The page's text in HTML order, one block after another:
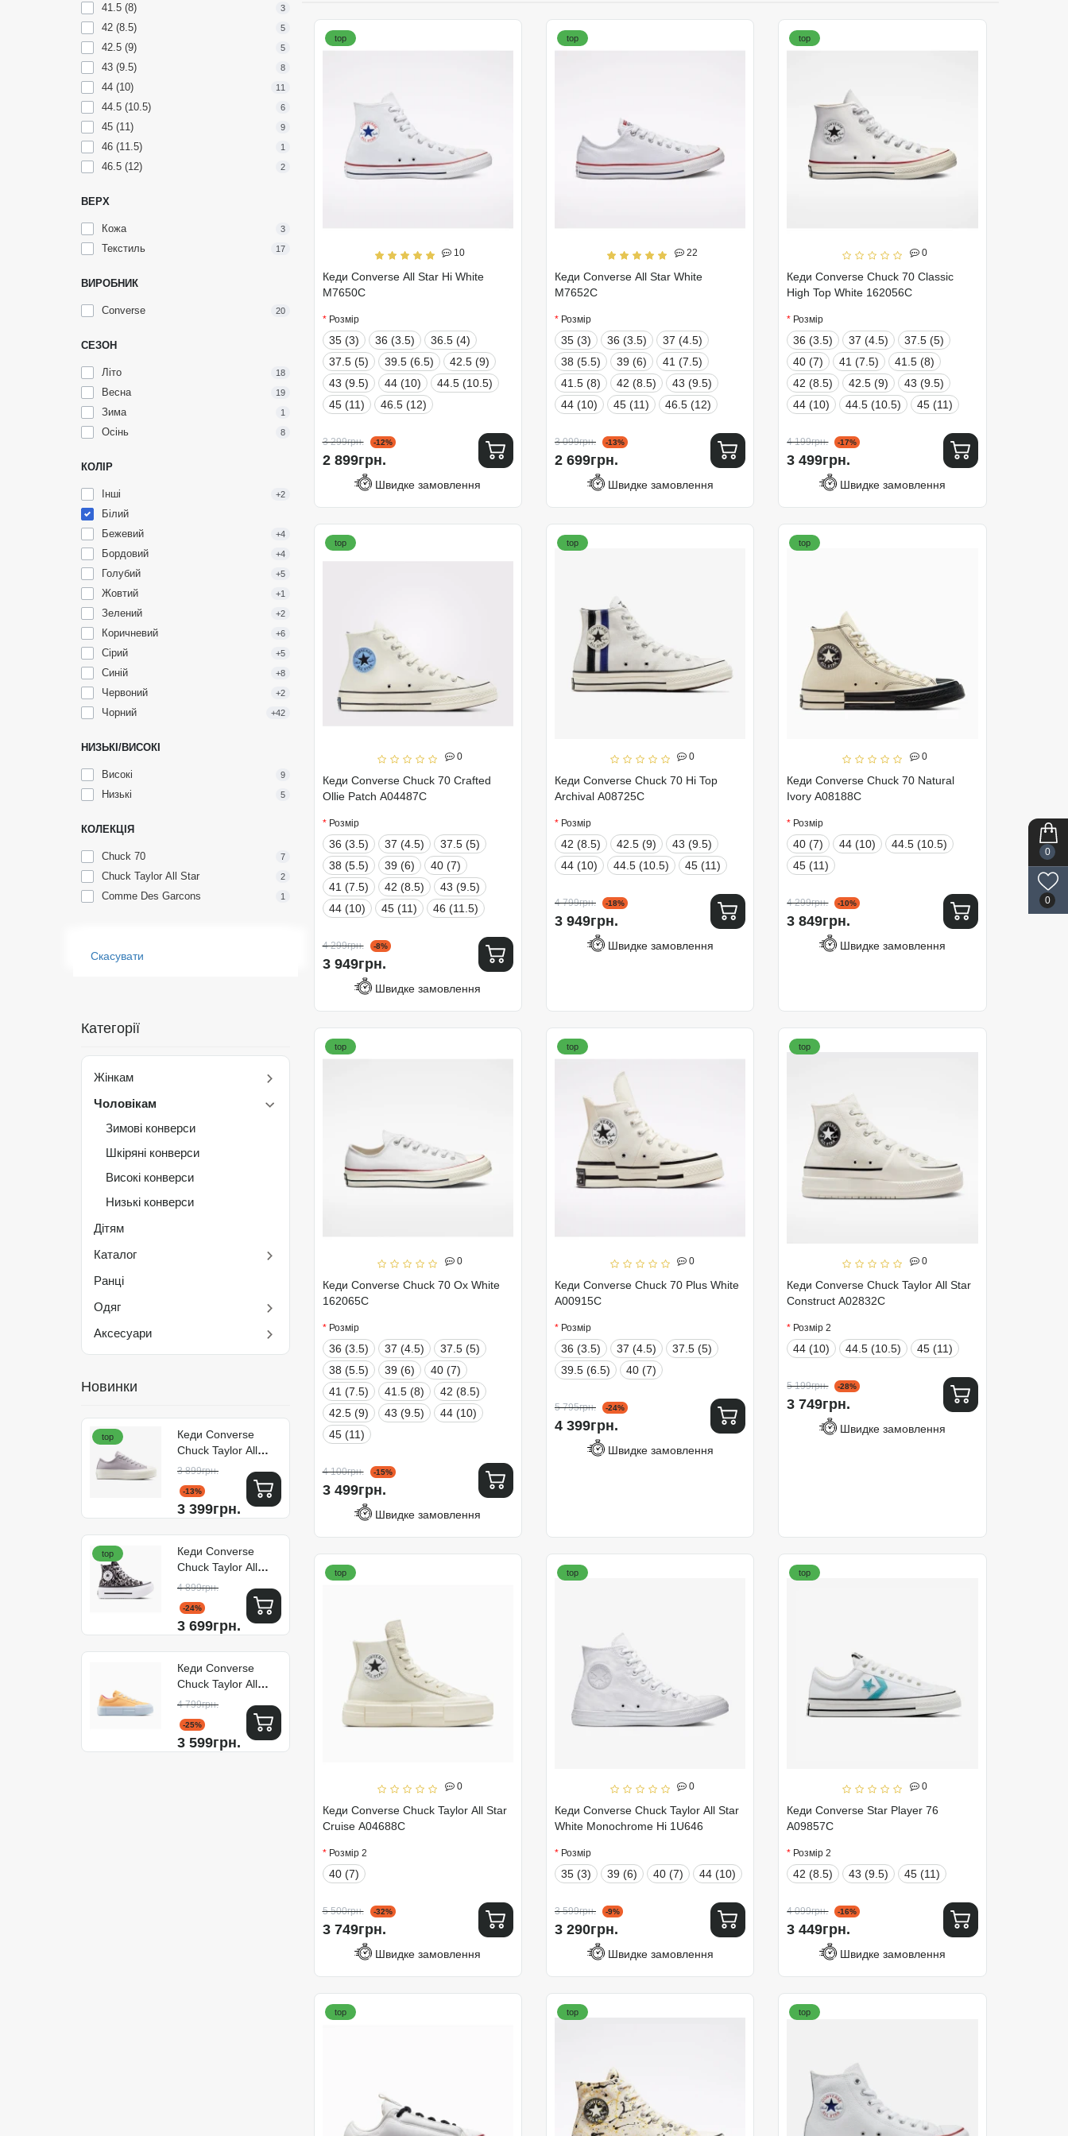
0
0
41.5 (8) 3
42 (8.5) 5
42.5 (9) 5
43 (9.5) 8
44 (10) 11
44.5 (10.5) 6
45 (11) 9
46 (11.5) 1
46.5 (12) 2
ВЕРХ
Кожа 3
Текстиль 17
ВИРОБНИК
Converse 20
СЕЗОН
Літо 18
Весна 19
Зима 1
Осінь 8
КОЛІР
Інші +2
Білий
Бежевий
+4
Бордовий +4
Голубий +5
Жовтий +1
Зелений +2
Коричневий +6
Сірий +5
Синій +8
Червоний +2
Чорний +42
НИЗЬКІ/ВИСОКІ
Високі 9
Низькі 5
КОЛЕКЦІЯ
Chuck 70 7
Chuck Taylor All Star 2
Comme Des Garcons 1
Скасувати
Категорії
Жінкам
Чоловікам
Зимові конверси
Шкіряні конверси
Високі конверси
Низькі конверси
Дітям
Каталог
Ранці
Одяг
Аксесуари
Новинки
top
Кеди Converse
Chuck Taylor All
Star Lift Platform
Colorful Suede
A15532C
3 899грн.
-13%
3 399грн.
top
Кеди Converse
Chuck Taylor All
Star Lift Double
Stack Platform
Leopard A15162C
4 899грн.
-24%
3 699грн.
Кеди Converse
Chuck Taylor All
Star Cruise
4 799грн.
-25%
3 599грн.
10
Кеди Converse All Star Hi White
M7650C
top
Розмір
35 (3) 36 (3.5)
36.5 (4)
37.5 (5)
39.5 (6.5)
42.5 (9)
43 (9.5)
44 (10)
44.5 (10.5)
45 (11)
46.5 (12)
3 299грн. -12%
2 899грн.
Швидке замовлення
22
Кеди Converse All Star White
M7652C
top
Розмір
35 (3) 36 (3.5)
37 (4.5)
38 (5.5)
39 (6)
41 (7.5)
41.5 (8)
42 (8.5)
43 (9.5)
44 (10)
45 (11) 46.5 (12)
3 099грн. -13%
2 699грн.
Швидке замовлення
0
Кеди Converse Chuck 70 Classic
High Top White 162056C
top
Розмір
36 (3.5) 37 (4.5)
37.5 (5)
40 (7)
41 (7.5)
41.5 (8)
42 (8.5)
42.5 (9)
43 (9.5)
44 (10)
44.5 (10.5) 45 (11)
4 199грн. -17%
3 499грн.
Швидке замовлення
0
Кеди Converse Chuck 70 Crafted
Ollie Patch A04487C
top
Розмір
36 (3.5) 37 (4.5)
37.5 (5)
38 (5.5)
39 (6)
40 (7)
41 (7.5)
42 (8.5)
43 (9.5)
44 (10)
45 (11) 46 (11.5)
4 299грн. -8%
3 949грн.
Швидке замовлення
0
Кеди Converse Chuck 70 Hi Top
Archival A08725C
top
Розмір
42 (8.5) 42.5 (9)
43 (9.5)
44 (10)
44.5 (10.5) 45 (11)
4 799грн. -18%
3 949грн.
Швидке замовлення
0
Кеди Converse Chuck 70 Natural
Ivory A08188C
top
Розмір
40 (7) 44 (10)
44.5 (10.5)
45 (11)
4 299грн. -10%
3 849грн.
Швидке замовлення
0
Кеди Converse Chuck 70 Ox White
162065C
top
Розмір
36 (3.5) 37 (4.5)
37.5 (5)
38 (5.5)
39 (6)
40 (7)
41 (7.5)
41.5 (8)
42 (8.5)
42.5 (9)
43 (9.5)
44 (10)
45 (11)
4 100грн. -15%
3 499грн.
Швидке замовлення
0
Кеди Converse Chuck 70 Plus White
A00915C
top
Розмір
36 (3.5) 37 (4.5)
37.5 (5)
39.5 (6.5)
40 (7)
5 795грн. -24%
4 399грн.
Швидке замовлення
0
Кеди Converse Chuck Taylor All Star
Construct A02832C
top
Розмір 2
44 (10) 44.5 (10.5) 45 (11)
5 199грн. -28%
3 749грн.
Швидке замовлення
0
Кеди Converse Chuck Taylor All Star
Cruise A04688C
top
Розмір 2
40 (7)
5 500грн. -32%
3 749грн.
Швидке замовлення
0
Кеди Converse Chuck Taylor All Star
White Monochrome Hi 1U646
top
Розмір
35 (3) 39 (6) 40 (7) 44 (10)
3 599грн. -9%
3 290грн.
Швидке замовлення
0
Кеди Converse Star Player 76
A09857C
top
Розмір 2
42 (8.5) 43 (9.5) 45 (11)
4 099грн. -16%
3 449грн.
Швидке замовлення
top top top